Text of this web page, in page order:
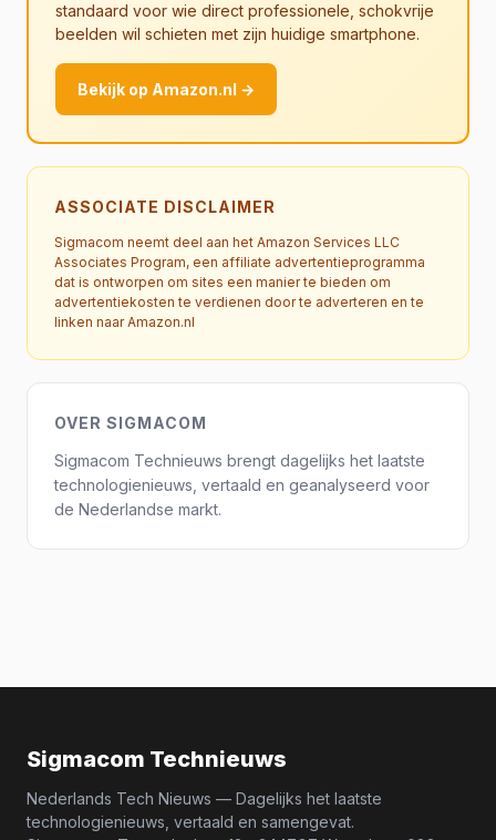
standaard voor wie direct professionele, schokvrije
beelden wil schieten met zijn huidige smartphone.
Bekijk op Amazon.nl →
ASSOCIATE DISCLAIMER
Sigmacom neemt deel aan het Amazon Services LLC
Associates Program, een affiliate advertentieprogramma
dat is ontworpen om sites een manier te bieden om
advertentiekosten te verdienen door te adverteren en te
linken naar Amazon.nl
OVER SIGMACOM
Sigmacom Technieuws brengt dagelijks het laatste
technologienieuws, vertaald en geanalyseerd voor
de Nederlandse markt.
Sigmacom Technieuws
Nederlands Tech Nieuws — Dagelijks het laatste
technologienieuws, vertaald en samengevat.